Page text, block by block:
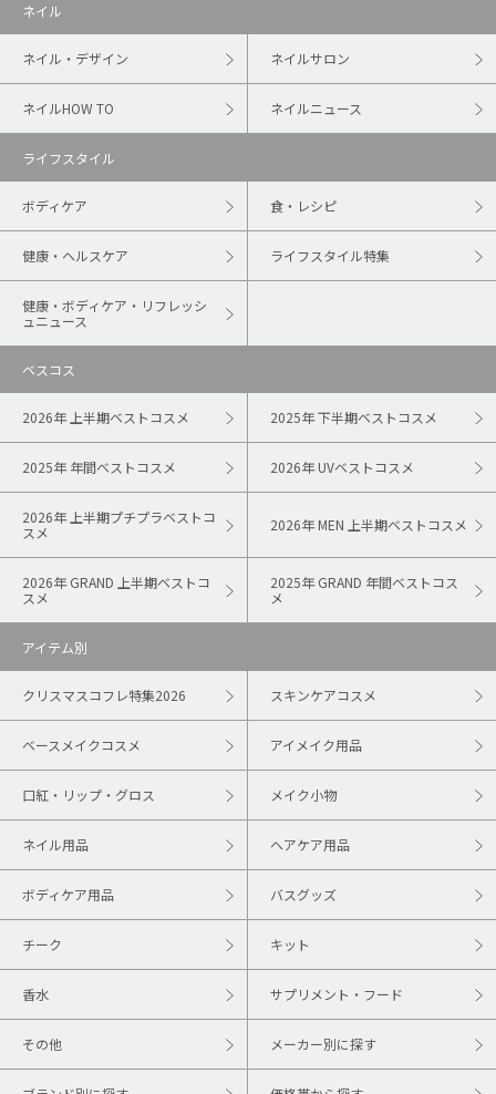
ネイル
ネイル・デザイン ネイルサロン
ネイルHOW TO ネイルニュース
ライフスタイル
ボディケア 食・レシピ
健康・ヘルスケア ライフスタイル特集
健康・ボディケア・リフレッシ
ュニュース
ベスコス
2026年 上半期ベストコスメ 2025年 下半期ベストコスメ
2025年 年間ベストコスメ 2026年 UVベストコスメ
2026年 上半期プチプラベストコ
スメ
2026年 MEN 上半期ベストコスメ
2026年 GRAND 上半期ベストコ
スメ
2025年 GRAND 年間ベストコス
メ
アイテム別
クリスマスコフレ特集2026 スキンケアコスメ
ベースメイクコスメ アイメイク用品
口紅・リップ・グロス メイク小物
ネイル用品 ヘアケア用品
ボディケア用品 バスグッズ
チーク キット
香水 サプリメント・フード
その他 メーカー別に探す